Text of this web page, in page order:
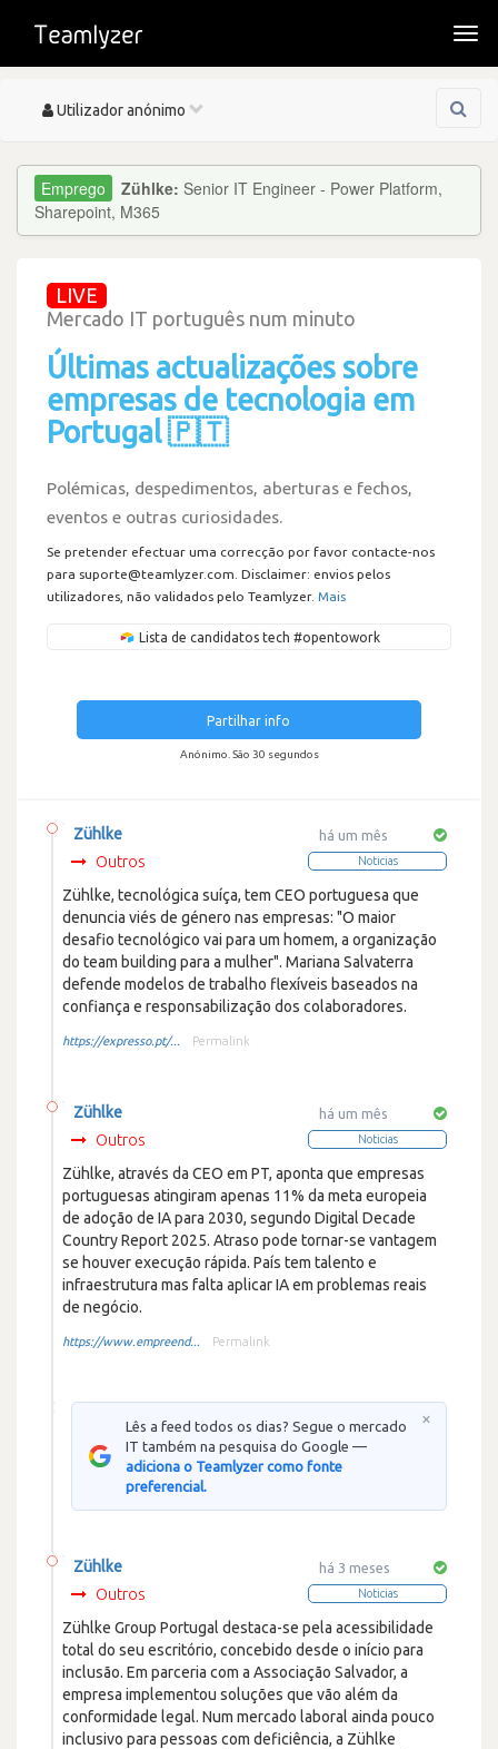
Toggle
Utilizador anónimo
Zühlke: Senior IT Engineer - Power Platform,
Sharepoint, M365
LIVE
Mercado IT português num minuto
Últimas actualizações sobre
empresas de tecnologia em
Portugal 🇵🇹
Polémicas, despedimentos, aberturas e fechos,
eventos e outras curiosidades.
Se pretender efectuar uma correcção por favor contacte-nos
para suporte@teamlyzer.com. Disclaimer: envios pelos
utilizadores, não validados pelo Teamlyzer. Mais
Lista de candidatos tech #opentowork
Partilhar info
Anónimo. São 30 segundos
há um mês
Noticias
Zühlke
Outros
Zühlke, tecnológica suíça, tem CEO portuguesa que
denuncia viés de género nas empresas: "O maior
desafio tecnológico vai para um homem, a organização
do team building para a mulher". Mariana Salvaterra
defende modelos de trabalho flexíveis baseados na
confiança e responsabilização dos colaboradores.
https://expresso.pt/... Permalink
há um mês
Noticias
Zühlke
Outros
Zühlke, através da CEO em PT, aponta que empresas
portuguesas atingiram apenas 11% da meta europeia
de adoção de IA para 2030, segundo Digital Decade
Country Report 2025. Atraso pode tornar-se vantagem
se houver execução rápida. País tem talento e
infraestrutura mas falta aplicar IA em problemas reais
de negócio.
https://www.empreend... Permalink
Lês a feed todos os dias? Segue o mercado
IT também na pesquisa do Google —
adiciona o Teamlyzer como fonte
preferencial.
×
há 3 meses
Noticias
Zühlke
Outros
Zühlke Group Portugal destaca-se pela acessibilidade
total do seu escritório, concebido desde o início para
inclusão. Em parceria com a Associação Salvador, a
empresa implementou soluções que vão além da
conformidade legal. Num mercado laboral ainda pouco
inclusivo para pessoas com deficiência, a Zühlke